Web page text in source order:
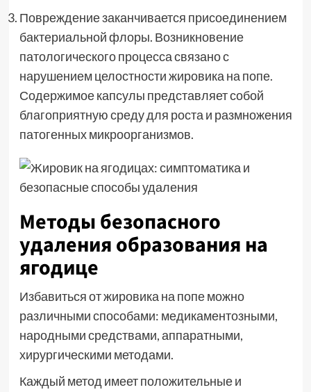
Повреждение заканчивается присоединением
бактериальной флоры. Возникновение
патологического процесса связано с
нарушением целостности жировика на попе.
Содержимое капсулы представляет собой
благоприятную среду для роста и размножения
патогенных микроорганизмов.
Методы безопасного
удаления образования на
ягодице
Избавиться от жировика на попе можно
различными способами: медикаментозными,
народными средствами, аппаратными,
хирургическими методами.
Каждый метод имеет положительные и